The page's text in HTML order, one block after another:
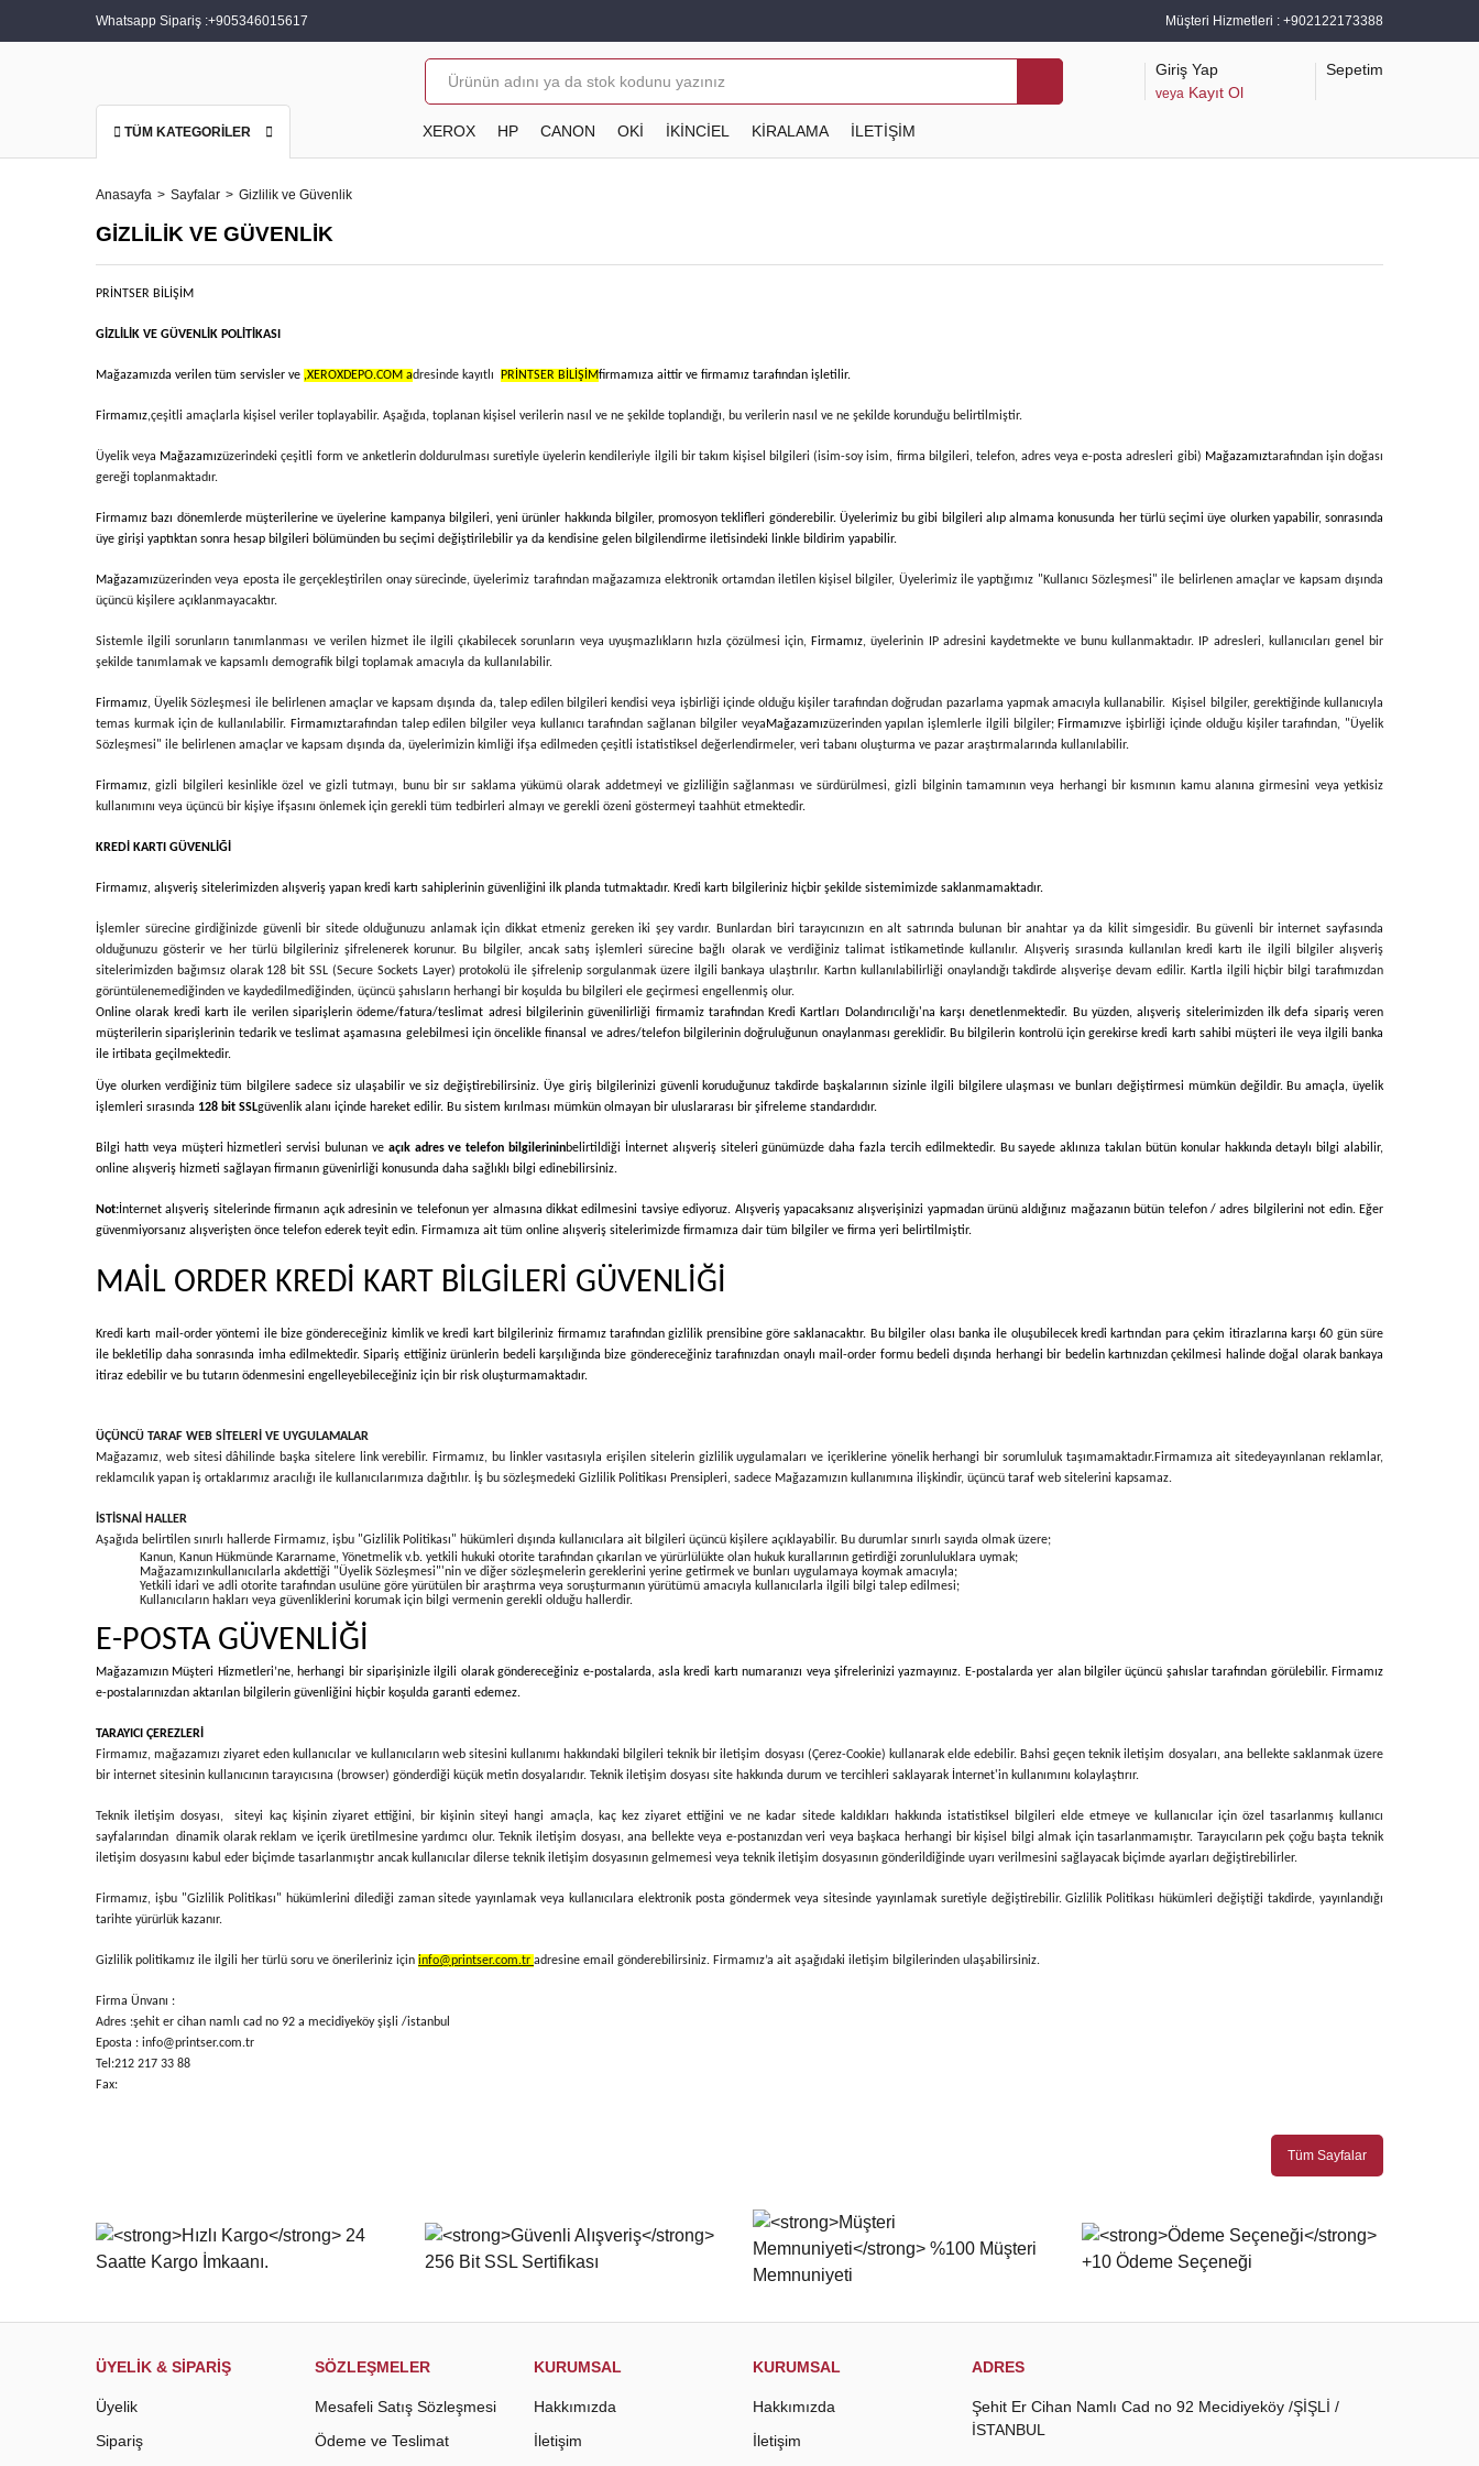
Whatsapp Sipariş :+905346015617 Müşteri Hizmetleri : +902122173388
Giriş Yap
veya Kayıt Ol
Sepetim
TÜM KATEGORİLER XEROX HP CANON OKİ İKİNCİEL KİRALAMA İLETİŞİM
Anasayfa Sayfalar Gizlilik ve Güvenlik
GIZLILIK VE GÜVENLIK
PRİNTSER BİLİŞİM
GİZLİLİK VE GÜVENLİK POLİTİKASI
Mağazamızda verilen tüm servisler ve ,XEROXDEPO.COM adresinde kayıtlı PRİNTSER BİLİŞİMfirmamıza aittir ve firmamız tarafından işletilir.
Firmamız,çeşitli amaçlarla kişisel veriler toplayabilir. Aşağıda, toplanan kişisel verilerin nasıl ve ne şekilde toplandığı, bu verilerin nasıl ve ne şekilde korunduğu belirtilmiştir.
Üyelik veya Mağazamızüzerindeki çeşitli form ve anketlerin doldurulması suretiyle üyelerin kendileriyle ilgili bir takım kişisel bilgileri (isim-soy isim, firma bilgileri, telefon, adres veya e-posta adresleri gibi) Mağazamıztarafından işin doğası
gereği toplanmaktadır.
Firmamız bazı dönemlerde müşterilerine ve üyelerine kampanya bilgileri, yeni ürünler hakkında bilgiler, promosyon teklifleri gönderebilir. Üyelerimiz bu gibi bilgileri alıp almama konusunda her türlü seçimi üye olurken yapabilir, sonrasında
üye girişi yaptıktan sonra hesap bilgileri bölümünden bu seçimi değiştirilebilir ya da kendisine gelen bilgilendirme iletisindeki linkle bildirim yapabilir.
Mağazamızüzerinden veya eposta ile gerçekleştirilen onay sürecinde, üyelerimiz tarafından mağazamıza elektronik ortamdan iletilen kişisel bilgiler, Üyelerimiz ile yaptığımız "Kullanıcı Sözleşmesi" ile belirlenen amaçlar ve kapsam dışında
üçüncü kişilere açıklanmayacaktır.
Sistemle ilgili sorunların tanımlanması ve verilen hizmet ile ilgili çıkabilecek sorunların veya uyuşmazlıkların hızla çözülmesi için, Firmamız, üyelerinin IP adresini kaydetmekte ve bunu kullanmaktadır. IP adresleri, kullanıcıları genel bir
şekilde tanımlamak ve kapsamlı demografik bilgi toplamak amacıyla da kullanılabilir.
Firmamız, Üyelik Sözleşmesi ile belirlenen amaçlar ve kapsam dışında da, talep edilen bilgileri kendisi veya işbirliği içinde olduğu kişiler tarafından doğrudan pazarlama yapmak amacıyla kullanabilir. Kişisel bilgiler, gerektiğinde kullanıcıyla
temas kurmak için de kullanılabilir. Firmamıztarafından talep edilen bilgiler veya kullanıcı tarafından sağlanan bilgiler veya Mağazamızüzerinden yapılan işlemlerle ilgili bilgiler; Firmamızve işbirliği içinde olduğu kişiler tarafından, "Üyelik
Sözleşmesi" ile belirlenen amaçlar ve kapsam dışında da, üyelerimizin kimliği ifşa edilmeden çeşitli istatistiksel değerlendirmeler, veri tabanı oluşturma ve pazar araştırmalarında kullanılabilir.
Firmamız, gizli bilgileri kesinlikle özel ve gizli tutmayı, bunu bir sır saklama yükümü olarak addetmeyi ve gizliliğin sağlanması ve sürdürülmesi, gizli bilginin tamamının veya herhangi bir kısmının kamu alanına girmesini veya yetkisiz
kullanımını veya üçüncü bir kişiye ifşasını önlemek için gerekli tüm tedbirleri almayı ve gerekli özeni göstermeyi taahhüt etmektedir.
KREDİ KARTI GÜVENLİĞİ
Firmamız, alışveriş sitelerimizden alışveriş yapan kredi kartı sahiplerinin güvenliğini ilk planda tutmaktadır. Kredi kartı bilgileriniz hiçbir şekilde sistemimizde saklanmamaktadır.
İşlemler sürecine girdiğinizde güvenli bir sitede olduğunuzu anlamak için dikkat etmeniz gereken iki şey vardır. Bunlardan biri tarayıcınızın en alt satırında bulunan bir anahtar ya da kilit simgesidir. Bu güvenli bir internet sayfasında
olduğunuzu gösterir ve her türlü bilgileriniz şifrelenerek korunur. Bu bilgiler, ancak satış işlemleri sürecine bağlı olarak ve verdiğiniz talimat istikametinde kullanılır. Alışveriş sırasında kullanılan kredi kartı ile ilgili bilgiler alışveriş
sitelerimizden bağımsız olarak 128 bit SSL (Secure Sockets Layer) protokolü ile şifrelenip sorgulanmak üzere ilgili bankaya ulaştırılır. Kartın kullanılabilirliği onaylandığı takdirde alışverişe devam edilir. Kartla ilgili hiçbir bilgi tarafımızdan
görüntülenemediğinden ve kaydedilmediğinden, üçüncü şahısların herhangi bir koşulda bu bilgileri ele geçirmesi engellenmiş olur.
Online olarak kredi kartı ile verilen siparişlerin ödeme/fatura/teslimat adresi bilgilerinin güvenilirliği firmamiz tarafından Kredi Kartları Dolandırıcılığı'na karşı denetlenmektedir. Bu yüzden, alışveriş sitelerimizden ilk defa sipariş veren
müşterilerin siparişlerinin tedarik ve teslimat aşamasına gelebilmesi için öncelikle finansal ve adres/telefon bilgilerinin doğruluğunun onaylanması gereklidir. Bu bilgilerin kontrolü için gerekirse kredi kartı sahibi müşteri ile veya ilgili banka
ile irtibata geçilmektedir.
Üye olurken verdiğiniz tüm bilgilere sadece siz ulaşabilir ve siz değiştirebilirsiniz. Üye giriş bilgilerinizi güvenli koruduğunuz takdirde başkalarının sizinle ilgili bilgilere ulaşması ve bunları değiştirmesi mümkün değildir. Bu amaçla, üyelik
işlemleri sırasında 128 bit SSLgüvenlik alanı içinde hareket edilir. Bu sistem kırılması mümkün olmayan bir uluslararası bir şifreleme standardıdır.
Bilgi hattı veya müşteri hizmetleri servisi bulunan ve açık adres ve telefon bilgilerininbelirtildiği İnternet alışveriş siteleri günümüzde daha fazla tercih edilmektedir. Bu sayede aklınıza takılan bütün konular hakkında detaylı bilgi alabilir,
online alışveriş hizmeti sağlayan firmanın güvenirliği konusunda daha sağlıklı bilgi edinebilirsiniz.
Not: İnternet alışveriş sitelerinde firmanın açık adresinin ve telefonun yer almasına dikkat edilmesini tavsiye ediyoruz. Alışveriş yapacaksanız alışverişinizi yapmadan ürünü aldığınız mağazanın bütün telefon / adres bilgilerini not edin. Eğer
güvenmiyorsanız alışverişten önce telefon ederek teyit edin. Firmamıza ait tüm online alışveriş sitelerimizde firmamıza dair tüm bilgiler ve firma yeri belirtilmiştir.
MAİL ORDER KREDİ KART BİLGİLERİ GÜVENLİĞİ
Kredi kartı mail-order yöntemi ile bize göndereceğiniz kimlik ve kredi kart bilgileriniz firmamız tarafından gizlilik prensibine göre saklanacaktır. Bu bilgiler olası banka ile oluşubilecek kredi kartından para çekim itirazlarına karşı 60 gün süre
ile bekletilip daha sonrasında imha edilmektedir. Sipariş ettiğiniz ürünlerin bedeli karşılığında bize göndereceğiniz tarafınızdan onaylı mail-order formu bedeli dışında herhangi bir bedelin kartınızdan çekilmesi halinde doğal olarak bankaya
itiraz edebilir ve bu tutarın ödenmesini engelleyebileceğiniz için bir risk oluşturmamaktadır.
ÜÇÜNCÜ TARAF WEB SİTELERİ VE UYGULAMALAR
Mağazamız, web sitesi dâhilinde başka sitelere link verebilir. Firmamız, bu linkler vasıtasıyla erişilen sitelerin gizlilik uygulamaları ve içeriklerine yönelik herhangi bir sorumluluk taşımamaktadır.Firmamıza ait sitedeyayınlanan reklamlar,
reklamcılık yapan iş ortaklarımız aracılığı ile kullanıcılarımıza dağıtılır. İş bu sözleşmedeki Gizlilik Politikası Prensipleri, sadece Mağazamızın kullanımına ilişkindir, üçüncü taraf web sitelerini kapsamaz.
İSTİSNAİ HALLER
Aşağıda belirtilen sınırlı hallerde Firmamız, işbu "Gizlilik Politikası" hükümleri dışında kullanıcılara ait bilgileri üçüncü kişilere açıklayabilir. Bu durumlar sınırlı sayıda olmak üzere;
Kanun, Kanun Hükmünde Kararname, Yönetmelik v.b. yetkili hukuki otorite tarafından çıkarılan ve yürürlülükte olan hukuk kurallarının getirdiği zorunluluklara uymak;
Mağazamızınkullanıcılarla akdettiği "Üyelik Sözleşmesi"'nin ve diğer sözleşmelerin gereklerini yerine getirmek ve bunları uygulamaya koymak amacıyla;
Yetkili idari ve adli otorite tarafından usulüne göre yürütülen bir araştırma veya soruşturmanın yürütümü amacıyla kullanıcılarla ilgili bilgi talep edilmesi;
Kullanıcıların hakları veya güvenliklerini korumak için bilgi vermenin gerekli olduğu hallerdir.
E-POSTA GÜVENLİĞİ
Mağazamızın Müşteri Hizmetleri’ne, herhangi bir siparişinizle ilgili olarak göndereceğiniz e-postalarda, asla kredi kartı numaranızı veya şifrelerinizi yazmayınız. E-postalarda yer alan bilgiler üçüncü şahıslar tarafından görülebilir. Firmamız
e-postalarınızdan aktarılan bilgilerin güvenliğini hiçbir koşulda garanti edemez.
TARAYICI ÇEREZLERİ
Firmamız, mağazamızı ziyaret eden kullanıcılar ve kullanıcıların web sitesini kullanımı hakkındaki bilgileri teknik bir iletişim dosyası (Çerez-Cookie) kullanarak elde edebilir. Bahsi geçen teknik iletişim dosyaları, ana bellekte saklanmak üzere
bir internet sitesinin kullanıcının tarayıcısına (browser) gönderdiği küçük metin dosyalarıdır. Teknik iletişim dosyası site hakkında durum ve tercihleri saklayarak İnternet'in kullanımını kolaylaştırır.
Teknik iletişim dosyası, siteyi kaç kişinin ziyaret ettiğini, bir kişinin siteyi hangi amaçla, kaç kez ziyaret ettiğini ve ne kadar sitede kaldıkları hakkında istatistiksel bilgileri elde etmeye ve kullanıcılar için özel tasarlanmış kullanıcı
sayfalarından dinamik olarak reklam ve içerik üretilmesine yardımcı olur. Teknik iletişim dosyası, ana bellekte veya e-postanızdan veri veya başkaca herhangi bir kişisel bilgi almak için tasarlanmamıştır. Tarayıcıların pek çoğu başta teknik
iletişim dosyasını kabul eder biçimde tasarlanmıştır ancak kullanıcılar dilerse teknik iletişim dosyasının gelmemesi veya teknik iletişim dosyasının gönderildiğinde uyarı verilmesini sağlayacak biçimde ayarları değiştirebilirler.
Firmamız, işbu "Gizlilik Politikası" hükümlerini dilediği zaman sitede yayınlamak veya kullanıcılara elektronik posta göndermek veya sitesinde yayınlamak suretiyle değiştirebilir. Gizlilik Politikası hükümleri değiştiği takdirde, yayınlandığı
tarihte yürürlük kazanır.
Gizlilik politikamız ile ilgili her türlü soru ve önerileriniz için info@printser.com.tr adresine email gönderebilirsiniz. Firmamız’a ait aşağıdaki iletişim bilgilerinden ulaşabilirsiniz.
Firma Ünvanı :
Adres :şehit er cihan namlı cad no 92 a mecidiyeköy şişli /istanbul
Eposta : info@printser.com.tr
Tel:212 217 33 88
Fax:
Tüm Sayfalar
ÜYELİK & SİPARİŞ
Üyelik
Sipariş
SÖZLEŞMELER
Mesafeli Satış Sözleşmesi
Ödeme ve Teslimat
KURUMSAL
Hakkımızda
İletişim
KURUMSAL
Hakkımızda
İletişim
ADRES
Şehit Er Cihan Namlı Cad no 92 Mecidiyeköy /ŞİŞLİ /
İSTANBUL